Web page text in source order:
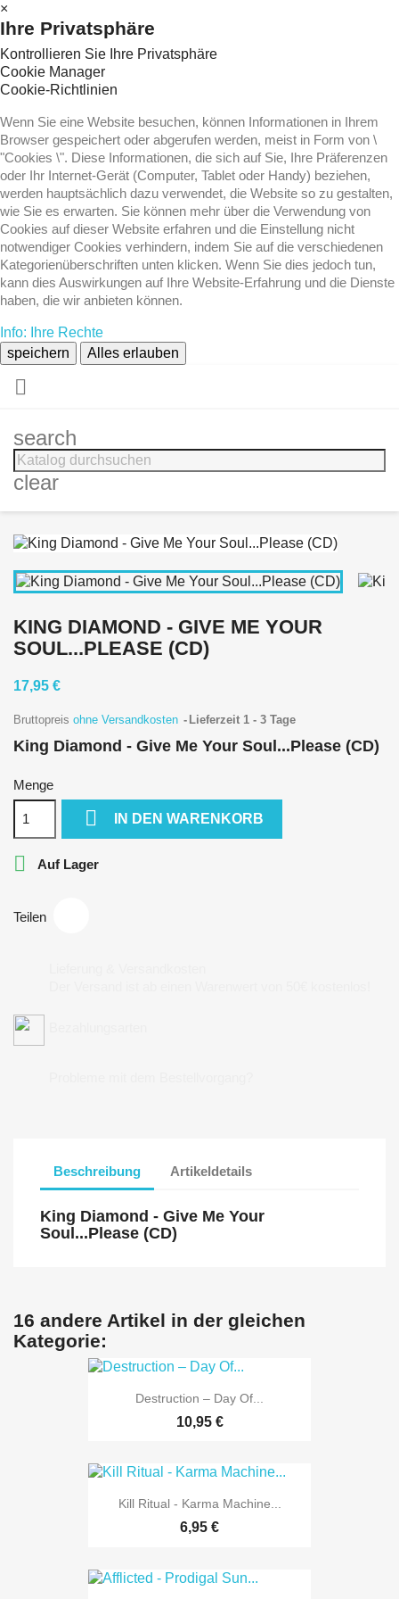
×
Ihre Privatsphäre
Kontrollieren Sie Ihre Privatsphäre
Cookie Manager
Cookie-Richtlinien
Wenn Sie eine Website besuchen, können Informationen in Ihrem
Browser gespeichert oder abgerufen werden, meist in Form von \
"Cookies \". Diese Informationen, die sich auf Sie, Ihre Präferenzen
oder Ihr Internet-Gerät (Computer, Tablet oder Handy) beziehen,
werden hauptsächlich dazu verwendet, die Website so zu gestalten,
wie Sie es erwarten. Sie können mehr über die Verwendung von
Cookies auf dieser Website erfahren und die Einstellung nicht
notwendiger Cookies verhindern, indem Sie auf die verschiedenen
Kategorienüberschriften unten klicken. Wenn Sie dies jedoch tun,
kann dies Auswirkungen auf Ihre Website-Erfahrung und die Dienste
haben, die wir anbieten können.
Info: Ihre Rechte
speichern
Alles erlauben

search
clear
KING DIAMOND - GIVE ME YOUR
SOUL...PLEASE (CD)
17,95 €
Bruttopreis ohne Versandkosten Lieferzeit 1 - 3 Tage
King Diamond - Give Me Your Soul...Please (CD)
Menge
 IN DEN WARENKORB
 Auf Lager
Teilen
Beschreibung Artikeldetails
King Diamond - Give Me Your
Soul...Please (CD)
16 andere Artikel in der gleichen
Kategorie:
Destruction – Day Of...
10,95 €
Kill Ritual - Karma Machine...
6,95 €